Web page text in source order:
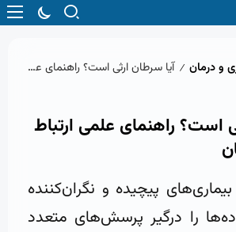
و درمان / آیا سرطان ارثی است؟ راهنمای علمی ارتباط ژنتیک و سرطان
است؟ راهنمای علمی ارتباط
پیچیده و نگران‌کننده
را درگیر پرسش‌های متعدد